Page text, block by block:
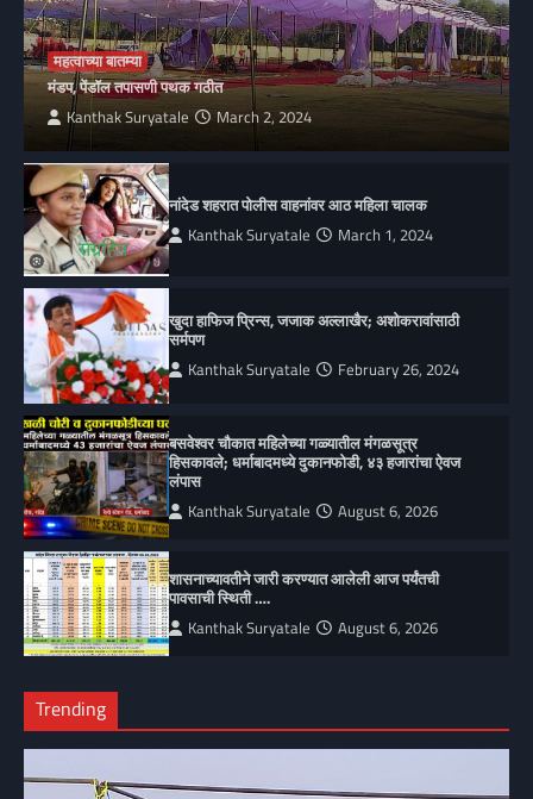
महत्वाच्या बातम्या
मंडप, पेंडॉल तपासणी पथक गठीत
Kanthak Suryatale March 2, 2024
नांदेड शहरात पोलीस वाहनांवर आठ महिला चालक
Kanthak Suryatale March 1, 2024
खुदा हाफिज प्रिन्स, जजाक अल्लाखैर; अशोकरावांसाठी
सर्मपण
Kanthak Suryatale February 26, 2024
बसवेश्वर चौकात महिलेच्या गळ्यातील मंगळसूत्र
हिसकावले; धर्माबादमध्ये दुकानफोडी, ४३ हजारांचा ऐवज
लंपास
Kanthak Suryatale August 6, 2026
शासनाच्यावतीने जारी करण्यात आलेली आज पर्यंतची
पावसाची स्थिती ….
Kanthak Suryatale August 6, 2026
Trending